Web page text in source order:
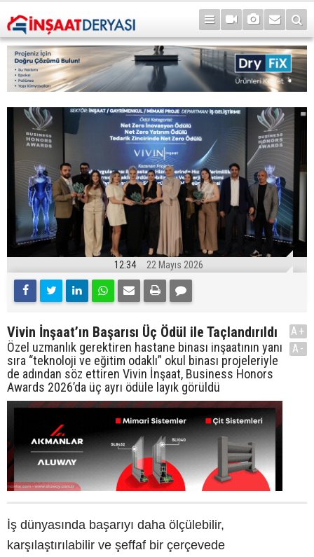
12:34 22 Mayıs 2026
Vivin İnşaat’ın Başarısı Üç Ödül ile Taçlandırıldı
Özel uzmanlık gerektiren hastane binası inşaatının yanı
sıra “teknoloji ve eğitim odaklı” okul binası projeleriyle
de adından söz ettiren Vivin İnşaat, Business Honors
Awards 2026’da üç ayrı ödüle layık görüldü
A+
A-
İş dünyasında başarıyı daha ölçülebilir,
karşılaştırılabilir ve şeffaf bir çerçevede